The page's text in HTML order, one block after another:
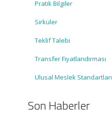
Pratik Bilgiler
Sirküler
Teklif Talebi
Transfer Fiyatlandırması
Ulusal Meslek Standartları
Son Haberler